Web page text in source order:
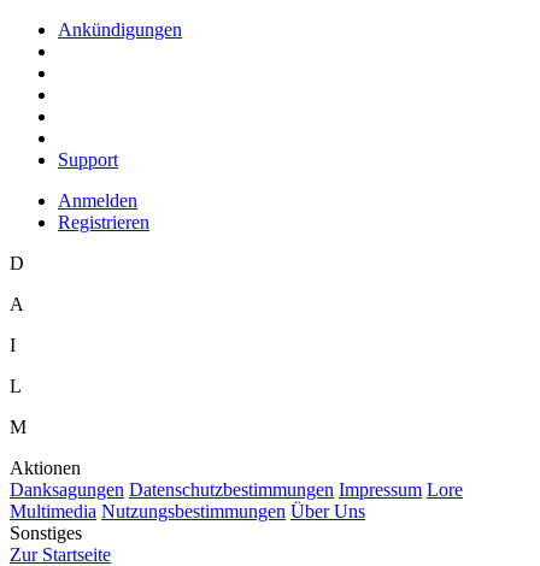
Ankündigungen
Support
Anmelden
Registrieren
D
A
I
L
M
Aktionen
Danksagungen Datenschutzbestimmungen Impressum Lore
Multimedia Nutzungsbestimmungen Über Uns
Sonstiges
Zur Startseite